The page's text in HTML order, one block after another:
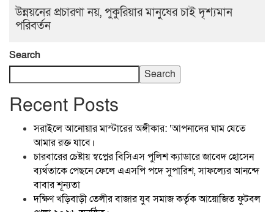
উন্নয়নের প্রচারণা নয়, পুকুরিয়ার মানুষের চাই দৃশ্যমান
পরিবর্তন
Search
Search
Recent Posts
সরাইলে আনোয়ার মাস্টারের অঙ্গীকার: ‘আপনাদের ঘাম যেতে
আমার রক্ত যাবে।
চারবারের চেষ্টায় স্বপ্নের বিসিএস পুলিশ ক্যাডারে জাবেদ হোসেন
ব্যর্থতাকে পেছনে ফেলে এএসপি পদে সুপারিশ, সাফল্যের আনন্দে
বাবার শূন্যতা
দক্ষিণ খড়িবাড়ী তেলীর বাজার যুব সমাজ কর্তৃক আয়োজিত ফুটবল